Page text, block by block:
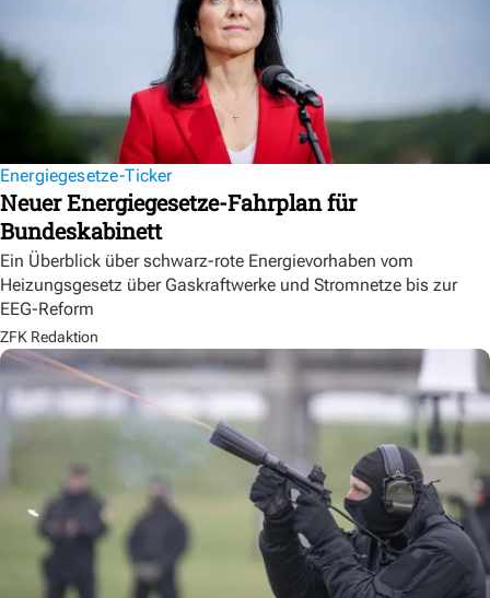
Energiegesetze-Ticker
Neuer Energiegesetze-Fahrplan für
Bundeskabinett
Ein Überblick über schwarz-rote Energievorhaben vom
Heizungsgesetz über Gaskraftwerke und Stromnetze bis zur
EEG-Reform
ZFK Redaktion